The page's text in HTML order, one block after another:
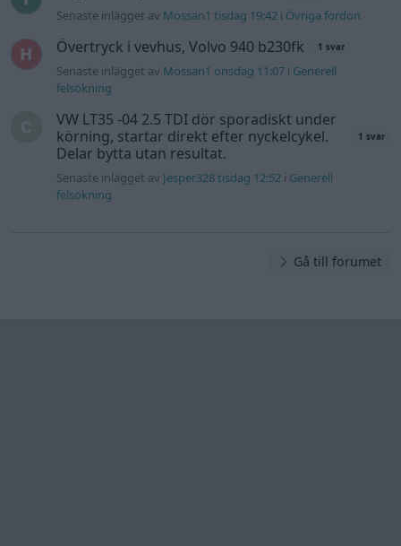
Senaste inlägget av Mossan1 tisdag 19:42 i Övriga fordon
Övertryck i vevhus, Volvo 940 b230fk 1 svar
Senaste inlägget av Mossan1 onsdag 11:07 i Generell
felsökning
VW LT35 -04 2.5 TDI dör sporadiskt under
körning, startar direkt efter nyckelcykel.
Delar bytta utan resultat.
1 svar
Senaste inlägget av Jesper328 tisdag 12:52 i Generell
felsökning
Gå till forumet